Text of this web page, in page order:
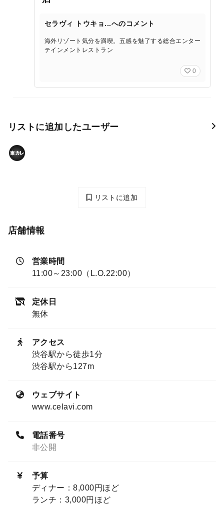
セラヴィ トウキョ...へのコメント
海外リゾート気分を満喫。五感を魅了する総合エンター
テインメントレストラン
0
リストに追加したユーザー
リストに追加
店舗情報
営業時間
11:00～23:00（L.O.22:00）
定休日
無休
アクセス
渋谷駅から徒歩1分
渋谷駅から127m
ウェブサイト
www.celavi.com
電話番号
非公開
予算
ディナー：8,000円ほど
ランチ：3,000円ほど